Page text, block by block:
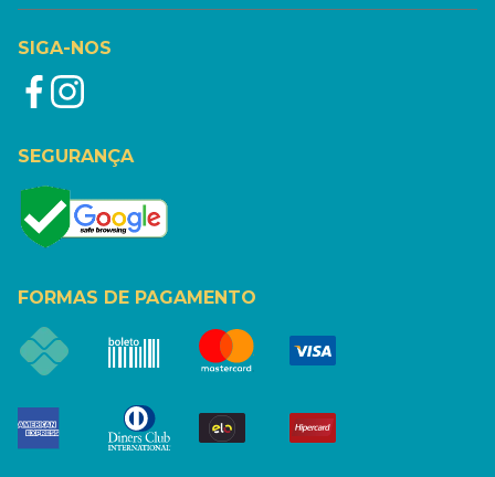
SIGA-NOS
SEGURANÇA
FORMAS DE PAGAMENTO